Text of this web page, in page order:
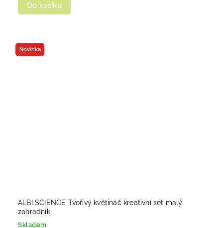
Do košíku
Novinka
ALBI SCIENCE Tvořivý květináč kreativní set malý
zahradník
Skladem